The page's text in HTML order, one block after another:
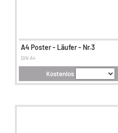
A4 Poster - Läufer - Nr.3
DIN A4
Kostenlos